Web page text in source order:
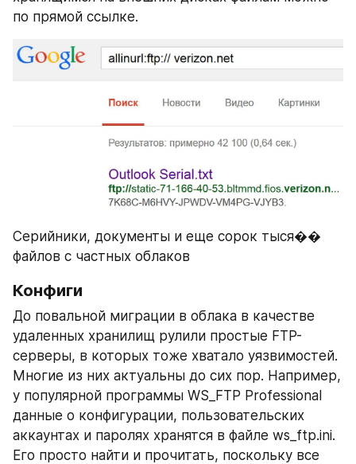
по прямой ссылке.
Серийники, документы и еще сорок тыся��
файлов с частных облаков
Конфиги
До повальной миграции в облака в качестве
удаленных хранилищ рулили простые FTP-
серверы, в которых тоже хватало уязвимостей.
Многие из них актуальны до сих пор. Например,
у популярной программы WS_FTP Professional
данные о конфигурации, пользовательских
аккаунтах и паролях хранятся в файле ws_ftp.ini.
Его просто найти и прочитать, поскольку все